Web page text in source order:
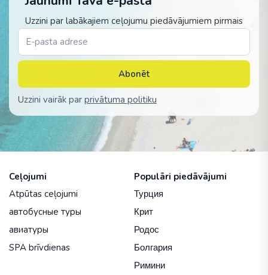
Uzzini par labākajiem ceļojumu piedāvājumiem pirmais
Abonēt
Uzzini vairāk par privātuma politiku
Ceļojumi
Atpūtas ceļojumi
автобусные туры
авиатуры
SPA brīvdienas
Populāri piedāvājumi
Турция
Крит
Родос
Болгария
Римини